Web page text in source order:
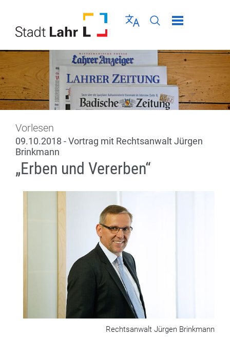
Sprache wählen
Seiten-Suche
Menü schließen
Vorlesen
09.10.2018 - Vortrag mit Rechtsanwalt Jürgen
Brinkmann
„Erben und Vererben“
Rechtsanwalt Jürgen Brinkmann